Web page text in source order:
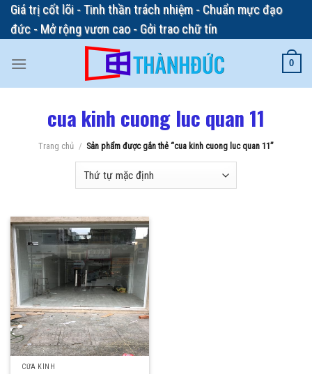
Skip
content
Giá trị cốt lõi - Tinh thần trách nhiệm - Chuẩn mực đạo
đức - Mở rộng vươn cao - Gởi trao chữ tín
0
cua kinh cuong luc quan 11
Trang chủ / Sản phẩm được gắn thẻ “cua kinh cuong luc quan 11”
CỬA KÍNH